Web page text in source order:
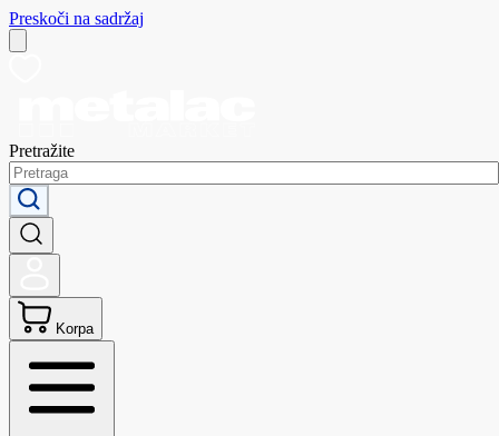
Preskoči na sadržaj
Pretražite
Korpa